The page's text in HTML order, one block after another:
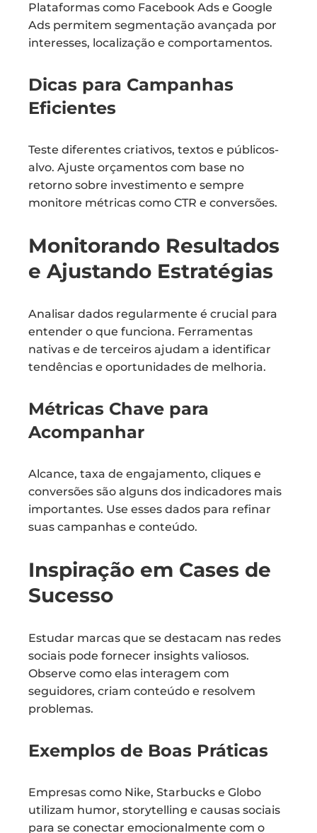
Plataformas como Facebook Ads e Google
Ads permitem segmentação avançada por
interesses, localização e comportamentos.
Dicas para Campanhas
Eficientes
Teste diferentes criativos, textos e públicos-
alvo. Ajuste orçamentos com base no
retorno sobre investimento e sempre
monitore métricas como CTR e conversões.
Monitorando Resultados
e Ajustando Estratégias
Analisar dados regularmente é crucial para
entender o que funciona. Ferramentas
nativas e de terceiros ajudam a identificar
tendências e oportunidades de melhoria.
Métricas Chave para
Acompanhar
Alcance, taxa de engajamento, cliques e
conversões são alguns dos indicadores mais
importantes. Use esses dados para refinar
suas campanhas e conteúdo.
Inspiração em Cases de
Sucesso
Estudar marcas que se destacam nas redes
sociais pode fornecer insights valiosos.
Observe como elas interagem com
seguidores, criam conteúdo e resolvem
problemas.
Exemplos de Boas Práticas
Empresas como Nike, Starbucks e Globo
utilizam humor, storytelling e causas sociais
para se conectar emocionalmente com o